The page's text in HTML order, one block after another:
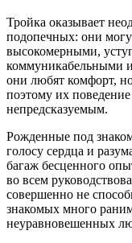
Тройка оказывает
подопечных: они
высокомерными,
коммуникабельными
они любят комфорт,
поэтому их поведение
непредсказуемым.
Рожденные под
голосу сердца и
багаж бесценного
во всем
совершенно не
знакомых много
неуравновешенных